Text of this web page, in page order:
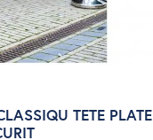
TETE PLATE